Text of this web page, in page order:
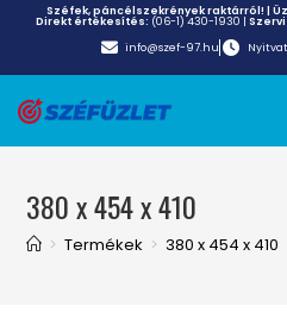
Széfek, páncélszekrények raktárról! |
Direkt értékesítés: (06-1) 430-1930 |
info@szef-97.hu
380 x 454 x 410
> Termékek > 380 x 454 x 410